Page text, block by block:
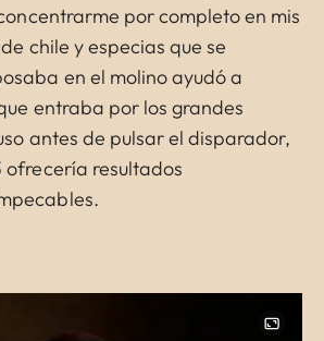
por completo en mis
chile y especias que se
en el molino ayudó a
entraba por los grandes
antes de pulsar el disparador,
ofrecería resultados